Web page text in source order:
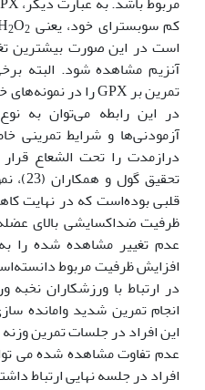
کم سوبسترای خود، یعنی H
2O2
است در این صورت بیشترین
آنزیم مشاهده شود. البته
در این رابطه می‌توان به
آزمودنی‌ها و شرایط تمرینی
درازمدت را تحت الشعاع
تحقیق
ظرفیت ضداکسایشی بالای
عدم تغییر مشاهده شده را
در ارتباط با ورزشکاران
انجام تمرین شدید وامانده
این افراد در جلسات تمرین وزنه
عدم تفاوت مشاهده شده می
افراد در جلسه نهایی ارتباط